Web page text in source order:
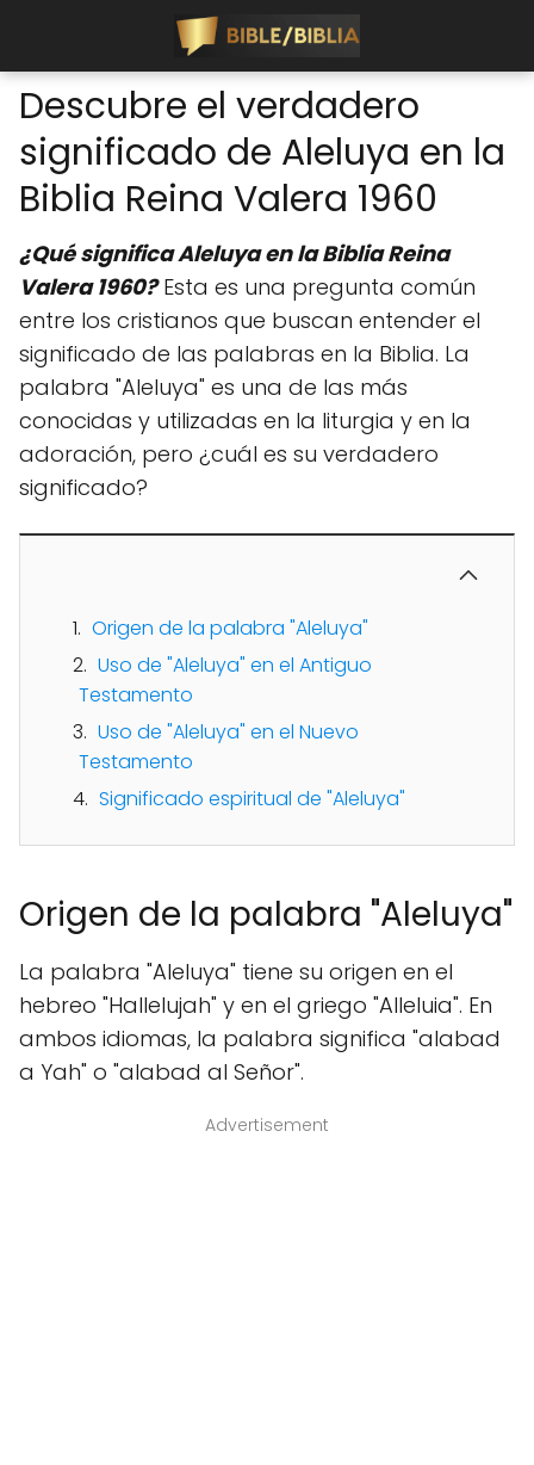
Descubre el verdadero
significado de Aleluya en la
Biblia Reina Valera 1960
¿Qué significa Aleluya en la Biblia Reina
Valera 1960?Esta es una pregunta común
entre los cristianos que buscan entender el
significado de las palabras en la Biblia. La
palabra "Aleluya" es una de las más
conocidas y utilizadas en la liturgia y en la
adoración, pero ¿cuál es su verdadero
significado?
Origen de la palabra "Aleluya"
Uso de "Aleluya" en el Antiguo
Testamento
Uso de "Aleluya" en el Nuevo
Testamento
Significado espiritual de "Aleluya"
Origen de la palabra "Aleluya"
La palabra "Aleluya" tiene su origen en el
hebreo "Hallelujah" y en el griego "Alleluia". En
ambos idiomas, la palabra significa "alabad
a Yah" o "alabad al Señor".
Advertisement